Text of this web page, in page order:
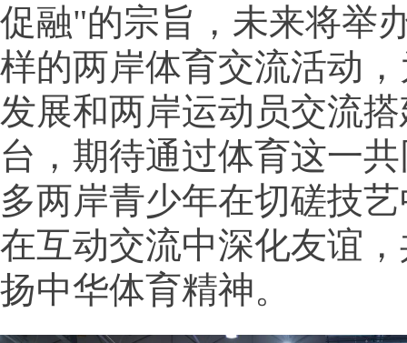
促融"的宗旨，未来将举
样的两岸体育交流活动
发展和两岸运动员交流
台，期待通过体育这一
多两岸青少年在切磋技
在互动交流中深化友谊
扬中华体育精神。